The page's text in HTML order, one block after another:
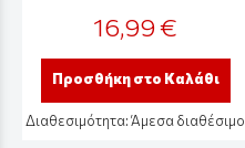
16,99 €
Προσθήκη στο Καλάθι
Διαθεσιμότητα:Άμεσα διαθέσιμο